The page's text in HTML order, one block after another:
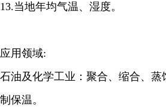
13.当地年均气温、湿度。
应用领域:
石油及化学工业：聚合、缩合、蒸
制保温。